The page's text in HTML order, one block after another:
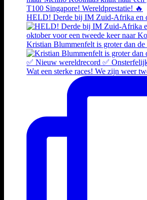
HELD! Derde bij IM Zuid-Afrika en
Kristian Blummenfelt is groter dan
Wat een sterke races! We zijn weer